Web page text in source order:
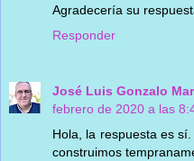
Agradecería su
Responder
José Luis Gonzalo
febrero de 2020 a las
Hola, la respuesta es
construimos